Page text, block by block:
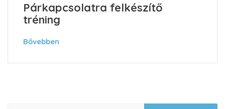
Párkapcsolatra felkészítő
tréning
Bővebben